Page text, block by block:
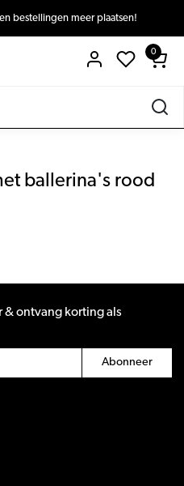
bestellingen meer plaatsen!
0
ballerina's rood
& ontvang korting als
Abonneer